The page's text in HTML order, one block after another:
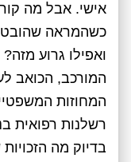
אישי. אבל מה
כשהמראה
ואפילו גרוע
המורכב, הכואב
המחוזות
רשלנות רפואית
בדיוק מה